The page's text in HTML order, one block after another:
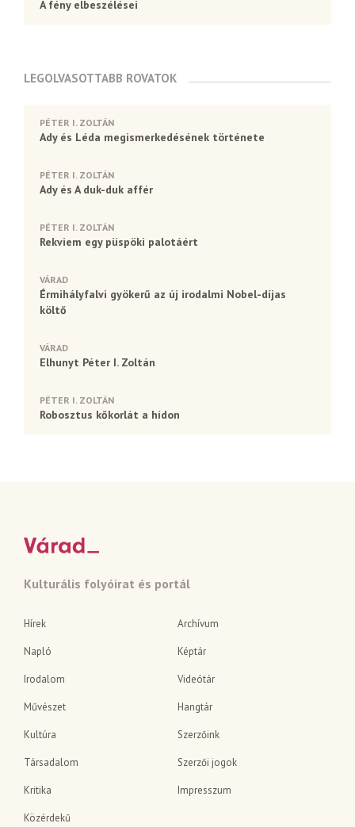
A fény elbeszélései
LEGOLVASOTTABB ROVATOK
PÉTER I. ZOLTÁN
Ady és Léda megismerkedésének története
PÉTER I. ZOLTÁN
Ady és A duk-duk affér
PÉTER I. ZOLTÁN
Rekviem egy püspöki palotáért
VÁRAD
Érmihályfalvi gyökerű az új irodalmi Nobel-díjas
költő
VÁRAD
Elhunyt Péter I. Zoltán
PÉTER I. ZOLTÁN
Robosztus kőkorlát a hídon
Kulturális folyóirat és portál
Hírek
Napló
Irodalom
Művészet
Kultúra
Társadalom
Kritika
Közérdekű
Archívum
Képtár
Videótár
Hangtár
Szerzőink
Szerzői jogok
Impresszum